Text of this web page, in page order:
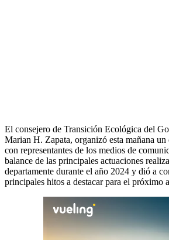
El consejero de Transición Ecológica del
Marian H. Zapata, organizó esta mañana
con representantes de los medios de
balance de las principales actuaciones
departamente durante el año 2024 y dió a
principales hitos a destacar para el próximo